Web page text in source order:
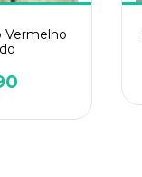
Vermelho